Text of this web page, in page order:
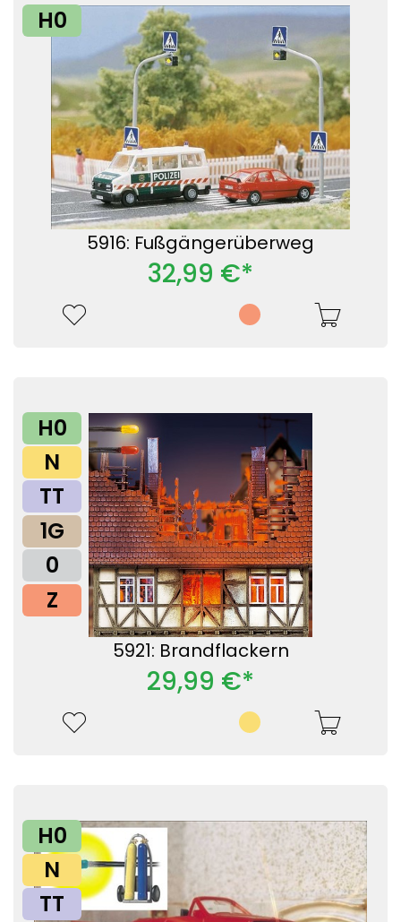
H0
5916: Fußgängerüberweg
32,99 €*
H0
N
TT
1G
0
Z
5921: Brandflackern
29,99 €*
H0
N
TT